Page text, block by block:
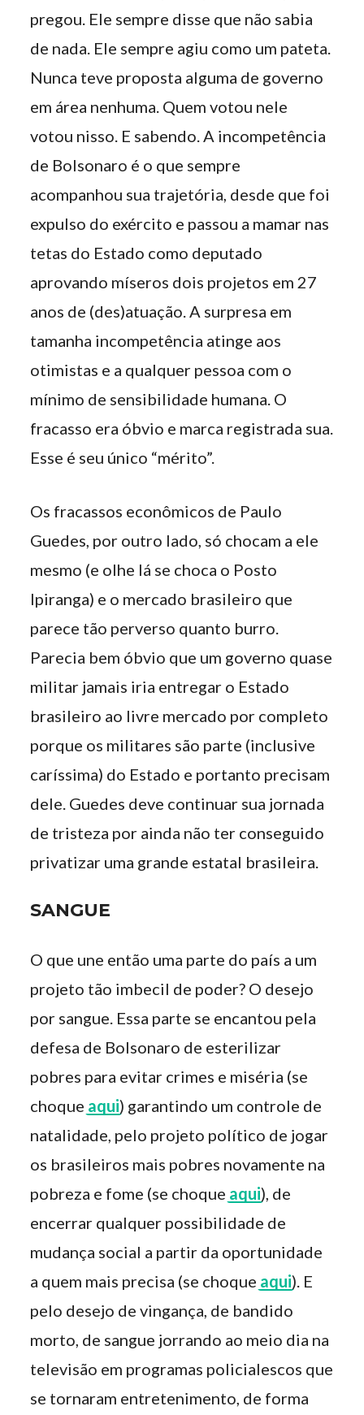
pregou. Ele sempre disse que não sabia
de nada. Ele sempre agiu como um pateta.
Nunca teve proposta alguma de governo
em área nenhuma. Quem votou nele
votou nisso. E sabendo. A incompetência
de Bolsonaro é o que sempre
acompanhou sua trajetória, desde que foi
expulso do exército e passou a mamar nas
tetas do Estado como deputado
aprovando míseros dois projetos em 27
anos de (des)atuação. A surpresa em
tamanha incompetência atinge aos
otimistas e a qualquer pessoa com o
mínimo de sensibilidade humana. O
fracasso era óbvio e marca registrada sua.
Esse é seu único “mérito”.
Os fracassos econômicos de Paulo
Guedes, por outro lado, só chocam a ele
mesmo (e olhe lá se choca o Posto
Ipiranga) e o mercado brasileiro que
parece tão perverso quanto burro.
Parecia bem óbvio que um governo quase
militar jamais iria entregar o Estado
brasileiro ao livre mercado por completo
porque os militares são parte (inclusive
caríssima) do Estado e portanto precisam
dele. Guedes deve continuar sua jornada
de tristeza por ainda não ter conseguido
privatizar uma grande estatal brasileira.
SANGUE
O que une então uma parte do país a um
projeto tão imbecil de poder? O desejo
por sangue. Essa parte se encantou pela
defesa de Bolsonaro de esterilizar
pobres para evitar crimes e miséria (se
choque aqui) garantindo um controle de
natalidade, pelo projeto político de jogar
os brasileiros mais pobres novamente na
pobreza e fome (se choque aqui), de
encerrar qualquer possibilidade de
mudança social a partir da oportunidade
a quem mais precisa (se choque aqui). E
pelo desejo de vingança, de bandido
morto, de sangue jorrando ao meio dia na
televisão em programas policialescos que
se tornaram entretenimento, de forma